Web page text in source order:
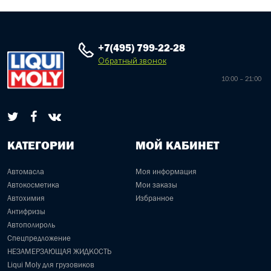
+7(495) 799-22-28
Обратный звонок
10:00 – 21:00
КАТЕГОРИИ
Автомасла
Автокосметика
Автохимия
Антифризы
Автополироль
Спецпредложение
НЕЗАМЕРЗАЮЩАЯ ЖИДКОСТЬ
Liqui Moly для грузовиков
МОЙ КАБИНЕТ
Моя информация
Мои заказы
Избранное